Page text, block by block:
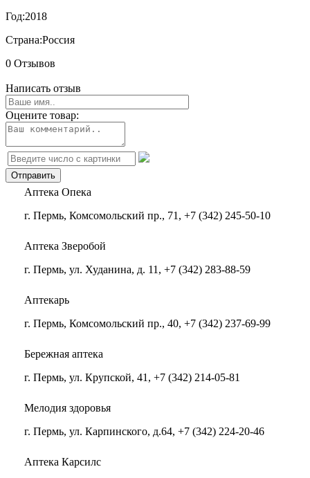
Год:2018
Страна:Россия
0 Отзывов
Написать отзыв
Оцените товар:
Аптека Опека
г. Пермь, Комсомольский пр., 71, +7 (342) 245-50-10
Аптека Зверобой
г. Пермь, ул. Худанина, д. 11, +7 (342) 283-88-59
Аптекарь
г. Пермь, Комсомольский пр., 40, +7 (342) 237-69-99
Бережная аптека
г. Пермь, ул. Крупской, 41, +7 (342) 214-05-81
Мелодия здоровья
г. Пермь, ул. Карпинского, д.64, +7 (342) 224-20-46
Аптека Карсилс